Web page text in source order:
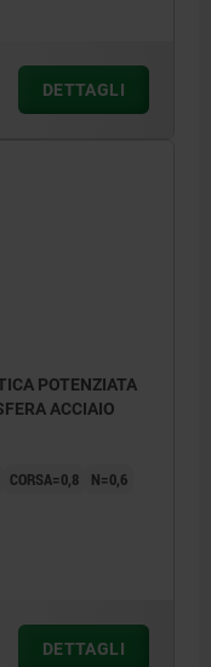
DETTAGLI
POTENZIATA
ACCIAIO
CORSA=0,8
N=0,6
DETTAGLI